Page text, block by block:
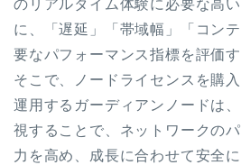
のリアルタイム体験に必要な高
に、「遅延」「帯域幅」「コン
要なパフォーマンス指標を評価
そこで、ノードライセンスを購
運用するガーディアンノードは
視することで、ネットワークの
力を高め、成長に合わせて安全